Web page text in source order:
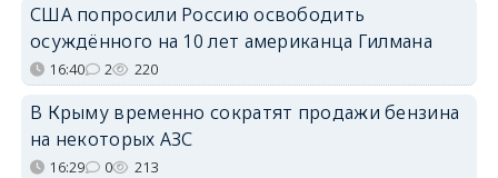
США попросили Россию освободить
осуждённого на 10 лет американца Гилмана
16:40 2 220
В Крыму временно сократят продажи бензина
на некоторых АЗС
16:29 0 213